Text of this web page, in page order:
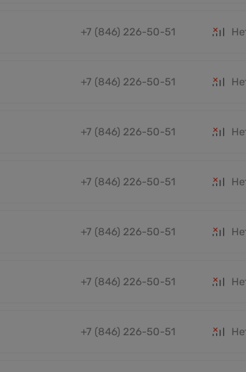
+7 (846) 226-50-51
+7 (846) 226-50-51
+7 (846) 226-50-51
+7 (846) 226-50-51
+7 (846) 226-50-51
+7 (846) 226-50-51
+7 (846) 226-50-51